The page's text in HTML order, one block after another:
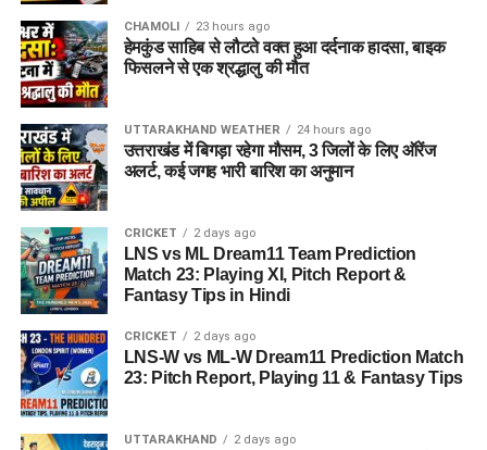
CHAMOLI 23 hours ago
हेमकुंड साहिब से लौटते वक्त हुआ दर्दनाक हादसा, बाइक
फिसलने से एक श्रद्धालु की मौत
UTTARAKHAND WEATHER 24 hours ago
उत्तराखंड में बिगड़ा रहेगा मौसम, 3 जिलों के लिए ऑरेंज
अलर्ट, कई जगह भारी बारिश का अनुमान
CRICKET 2 days ago
LNS vs ML Dream11 Team Prediction
Match 23: Playing XI, Pitch Report &
Fantasy Tips in Hindi
CRICKET 2 days ago
LNS-W vs ML-W Dream11 Prediction Match
23: Pitch Report, Playing 11 & Fantasy Tips
UTTARAKHAND 2 days ago